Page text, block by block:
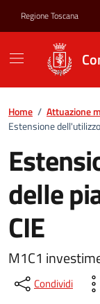
Regione Toscana
Home / Attuazione
Estensione
delle
CIE
M1C1
Condividi